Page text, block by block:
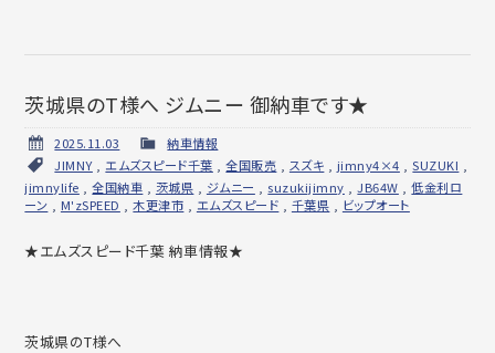
茨城県のT様へ ジムニー 御納車です★
2025.11.03
納車情報
JIMNY, エムズスピード千葉 ,全国販売 スズキ jimny4×4 ,SUZUKI
jimnylife ,全国納車 茨城県 ジムニー suzukijimny ,JB64W ,低金利ロ
ーン
M'zSPEED ,木更津市 エムズスピード 千葉県 ビップオート
★エムズスピード千葉 納車情報★
茨城県のT様へ